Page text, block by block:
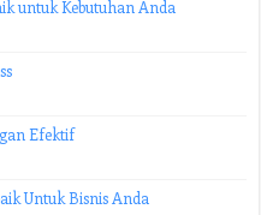
untuk Kebutuhan Anda
Efektif
Untuk Bisnis Anda